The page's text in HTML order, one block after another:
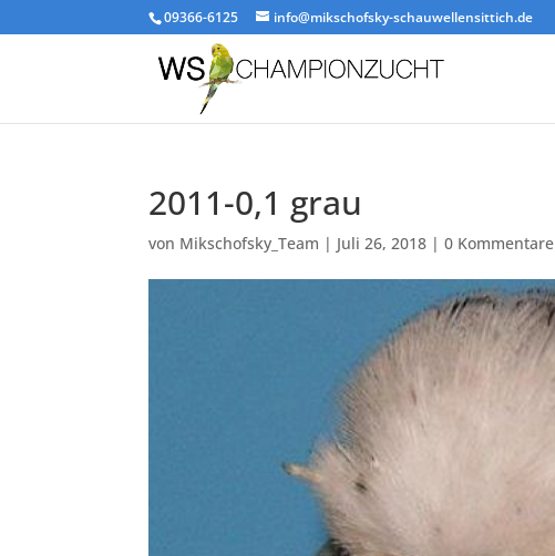
09366-6125 info@mikschofsky-schauwellensittich.de
2011-0,1 grau
von Mikschofsky_Team | Juli 26, 2018 |0 Kommentare